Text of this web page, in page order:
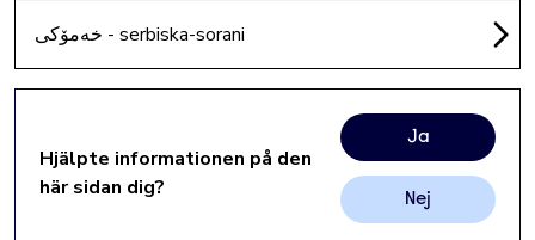
خەمۆکی - serbiska-sorani
Hjälpte informationen på den
här sidan dig?
Ja
Nej